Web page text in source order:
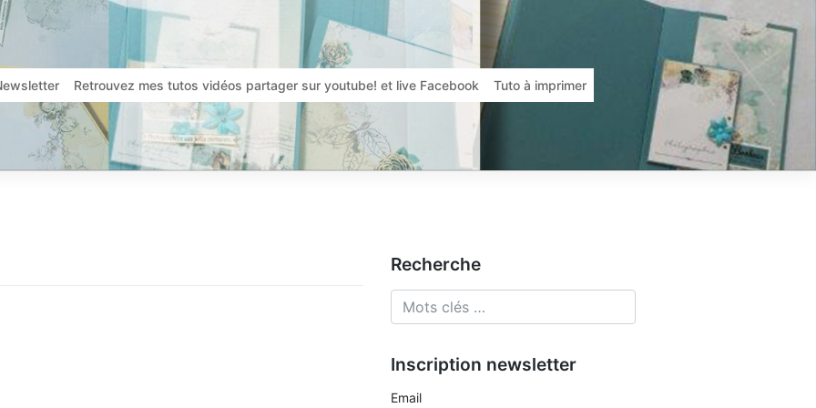
Retrouvez mes tutos vidéos partager sur youtube! et live Facebook Tuto à imprimer
Recherche
Inscription newsletter
Email